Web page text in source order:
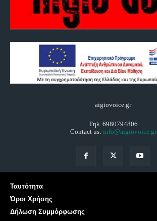
aigiovoice.gr
Τηλ. 6980794806
Contact us: info@aigiovoice.gr
Ταυτότητα
Όροι Χρήσης
Δήλωση Συμμόρφωσης